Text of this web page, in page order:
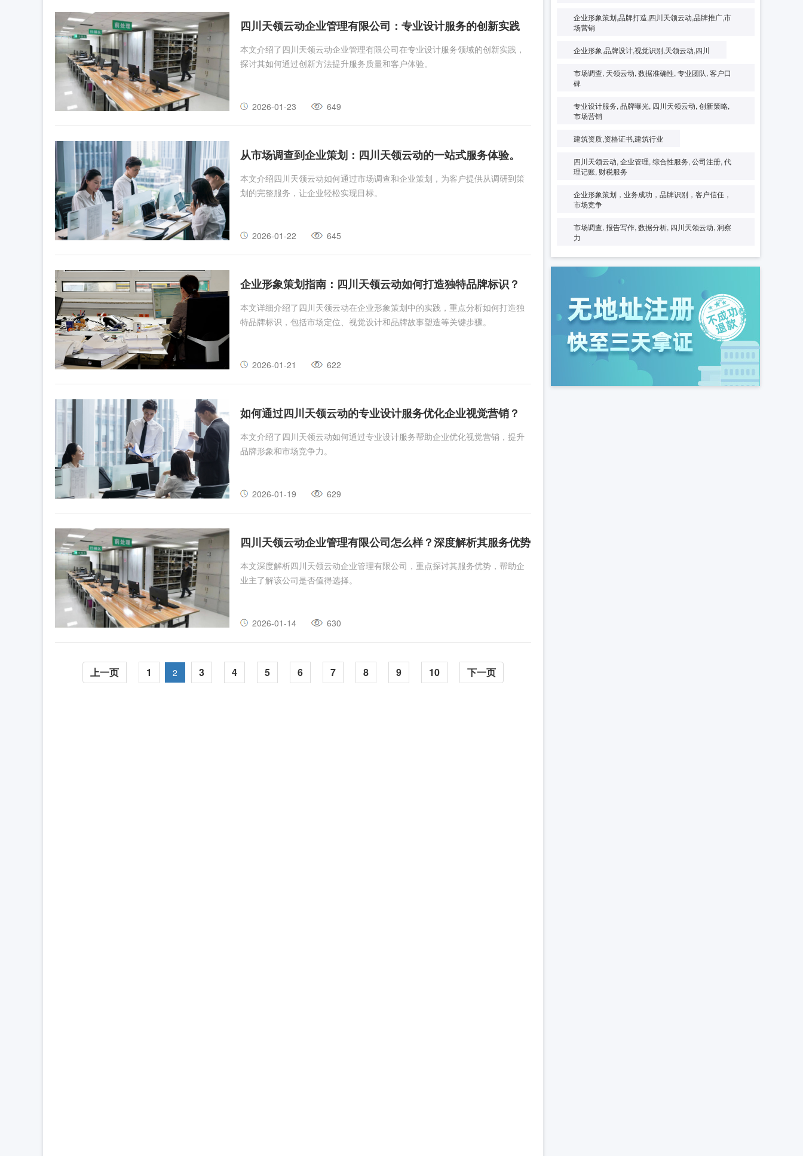
四川天领云动企业管理有限公司：专业设计服务的创新实践
本文介绍了四川天领云动企业管理有限公司在专业设计服务领域的创新实践，
探讨其如何通过创新方法提升服务质量和客户体验。
2026-01-23 649
从市场调查到企业策划：四川天领云动的一站式服务体验。
本文介绍四川天领云动如何通过市场调查和企业策划，为客户提供从调研到策
划的完整服务，让企业轻松实现目标。
2026-01-22 645
企业形象策划指南：四川天领云动如何打造独特品牌标识？
本文详细介绍了四川天领云动在企业形象策划中的实践，重点分析如何打造独
特品牌标识，包括市场定位、视觉设计和品牌故事塑造等关键步骤。
2026-01-21 622
如何通过四川天领云动的专业设计服务优化企业视觉营销？
本文介绍了四川天领云动如何通过专业设计服务帮助企业优化视觉营销，提升
品牌形象和市场竞争力。
2026-01-19 629
四川天领云动企业管理有限公司怎么样？深度解析其服务优势
本文深度解析四川天领云动企业管理有限公司，重点探讨其服务优势，帮助企
业主了解该公司是否值得选择。
2026-01-14 630
上一页 1 2 3 4 5 6 7 8 9 10 下一页
企业形象策划,品牌打造,四川天领云动,品牌推广,市
场营销
企业形象,品牌设计,视觉识别,天领云动,四川
市场调查, 天领云动, 数据准确性, 专业团队, 客户口
碑
专业设计服务, 品牌曝光, 四川天领云动, 创新策略,
市场营销
建筑资质,资格证书,建筑行业
四川天领云动, 企业管理, 综合性服务, 公司注册, 代
理记账, 财税服务
企业形象策划，业务成功，品牌识别，客户信任，
市场竞争
市场调查, 报告写作, 数据分析, 四川天领云动, 洞察
力